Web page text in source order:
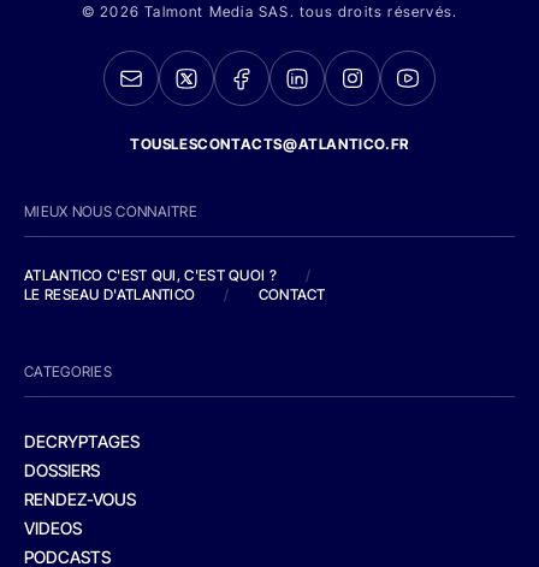
© 2026 Talmont Media SAS. tous droits réservés.
TOUSLESCONTACTS@ATLANTICO.FR
MIEUX NOUS CONNAITRE
ATLANTICO C'EST QUI, C'EST QUOI ?
/
LE RESEAU D'ATLANTICO
/ CONTACT
CATEGORIES
DECRYPTAGES
DOSSIERS
RENDEZ-VOUS
VIDEOS
PODCASTS